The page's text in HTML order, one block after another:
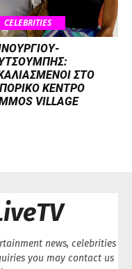
CELEBRITIES
ΣΤΟ
ΚΕΝΤΡΟ
VILLAGE
news, celebrities
you may contact us